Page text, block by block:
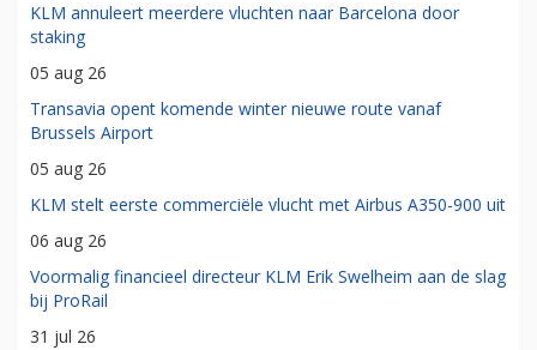
KLM annuleert meerdere vluchten naar Barcelona door
staking
05 aug 26
Transavia opent komende winter nieuwe route vanaf
Brussels Airport
05 aug 26
KLM stelt eerste commerciële vlucht met Airbus A350-900 uit
06 aug 26
Voormalig financieel directeur KLM Erik Swelheim aan de slag
bij ProRail
31 jul 26